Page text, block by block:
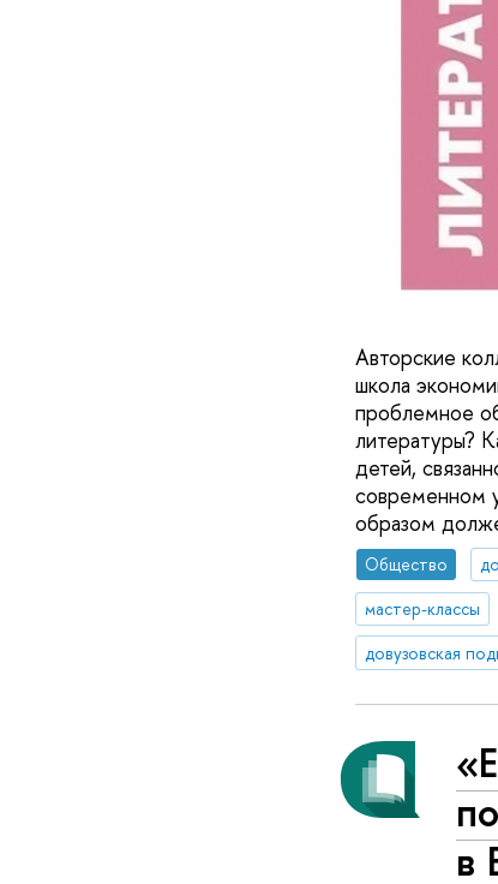
Авторские
школа
проблемное
литературы?
детей,
современном
образом
Общество
мастер-классы
довузовская
в